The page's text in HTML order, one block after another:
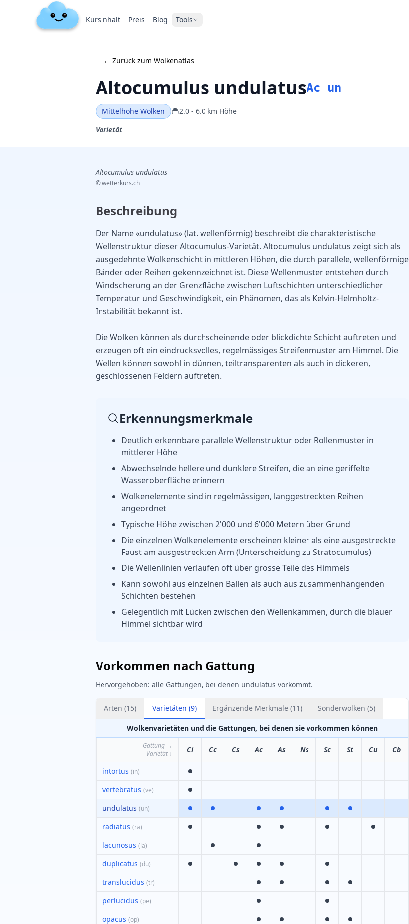
Kursinhalt Preis Blog Tools
← Zurück zum Wolkenatlas
Altocumulus undulatusAc un
Mittelhohe Wolken 2.0 - 6.0 km Höhe
Varietät
Altocumulus undulatus
©wetterkurs.ch
Beschreibung
Der Name «undulatus» (lat. wellenförmig) beschreibt die charakteristische
Wellenstruktur dieser Altocumulus-Varietät. Altocumulus undulatus zeigt sich als
ausgedehnte Wolkenschicht in mittleren Höhen, die durch parallele, wellenförmige
Bänder oder Reihen gekennzeichnet ist. Diese Wellenmuster entstehen durch
Windscherung an der Grenzfläche zwischen Luftschichten unterschiedlicher
Temperatur und Geschwindigkeit, ein Phänomen, das als Kelvin-Helmholtz-
Instabilität bekannt ist.
Die Wolken können als durchscheinende oder blickdichte Schicht auftreten und
erzeugen oft ein eindrucksvolles, regelmässiges Streifenmuster am Himmel. Die
Wellen können sowohl in dünnen, teiltransparenten als auch in dickeren,
geschlossenen Feldern auftreten.
Erkennungsmerkmale
Deutlich erkennbare parallele Wellenstruktur oder Rollenmuster in
mittlerer Höhe
Abwechselnde hellere und dunklere Streifen, die an eine geriffelte
Wasseroberfläche erinnern
Wolkenelemente sind in regelmässigen, langgestreckten Reihen
angeordnet
Typische Höhe zwischen 2'000 und 6'000 Metern über Grund
Die einzelnen Wolkenelemente erscheinen kleiner als eine ausgestreckte
Faust am ausgestreckten Arm (Unterscheidung zu Stratocumulus)
Die Wellenlinien verlaufen oft über grosse Teile des Himmels
Kann sowohl aus einzelnen Ballen als auch aus zusammenhängenden
Schichten bestehen
Gelegentlich mit Lücken zwischen den Wellenkämmen, durch die blauer
Himmel sichtbar wird
Vorkommen nach Gattung
Hervorgehoben: alle Gattungen, bei denen undulatus vorkommt.
Arten (15) Varietäten (9) Ergänzende Merkmale (11) Sonderwolken (5)
Wolkenvarietäten und die Gattungen, bei denen sie vorkommen können
Gattung →
Varietät↓ Ci Cc Cs Ac As Ns Sc St Cu Cb
intortus (in)
vertebratus (ve)
undulatus (un)
radiatus (ra)
lacunosus (la)
duplicatus (du)
translucidus (tr)
perlucidus (pe)
opacus (op)